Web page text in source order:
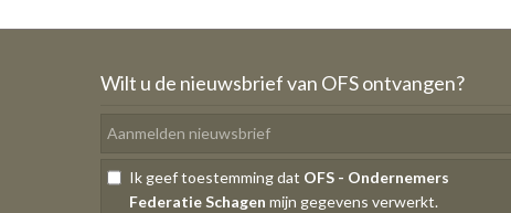
Wilt u de nieuwsbrief van OFS ontvangen?
Ik geef toestemming dat OFS - Ondernemers
Federatie Schagen mijn gegevens verwerkt.